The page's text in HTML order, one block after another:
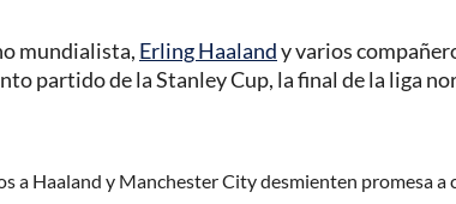
mundialista, Erling Haalandy varios
partido de la Stanley Cup, la final de la liga
a Haaland y Manchester City desmienten promesa